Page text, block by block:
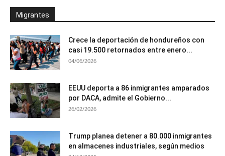
Migrantes
Crece la deportación de hondureños con
casi 19.500 retornados entre enero...
04/06/2026
EEUU deporta a 86 inmigrantes amparados
por DACA, admite el Gobierno...
26/02/2026
Trump planea detener a 80.000 inmigrantes
en almacenes industriales, según medios